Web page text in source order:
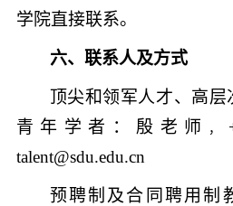
学院直接联系。
六、联系人及方式
顶尖和领军人才、高
青年学者： 殷老师 ，
talent@sdu.edu.cn
预聘制及合同聘用制